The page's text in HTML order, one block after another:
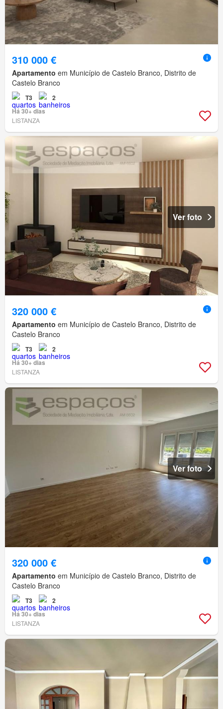
310 000 €
Apartamento em Município de Castelo Branco, Distrito de
Castelo Branco
T3
2
Há 30+ dias
LISTANZA
Ver foto
320 000 €
Apartamento em Município de Castelo Branco, Distrito de
Castelo Branco
T3
2
Há 30+ dias
LISTANZA
Ver foto
320 000 €
Apartamento em Município de Castelo Branco, Distrito de
Castelo Branco
T3
2
Há 30+ dias
LISTANZA